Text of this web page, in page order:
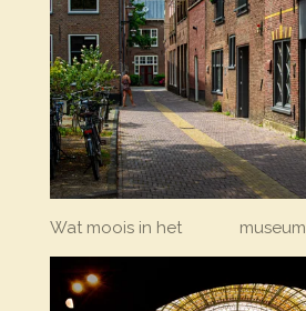
Wat moois in het museum